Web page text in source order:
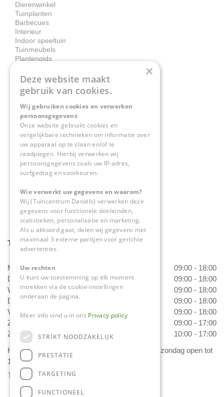
Dierenwinkel
Tuinplanten
Barbecues
Interieur
Indoor speeltuin
Tuinmeubels
Plantengids
Contact
Tuincentrum Daniëls
Herkenbosserweg 4
6063 NL Vlodrop
0475-534298
info@tuincentrumdaniels.nl
Tuincentrum Daniëls
Maandag
09:00 - 18:00
Dinsdag
09:00 - 18:00
Woensdag
09:00 - 18:00
Donderdag
09:00 - 18:00
Vrijdag
09:00 - 18:00
Zaterdag
09:00 - 17:00
Zondag
10:00 - 17:00
Het 'Bloemetje van Daniëls' is van dinsdag t/m zondag open tot
17.00 uur!
Toon alle openingstijden
×
Deze website maakt
gebruik van cookies.
Wij gebruiken cookies en verwerken
persoonsgegevens
Onze website gebruikt cookies en
vergelijkbare technieken om informatie over
uw apparaat op te slaan en/of te
raadplegen. Hierbij verwerken wij
persoonsgegevens zoals uw IP-adres,
surfgedrag en voorkeuren.
Wie verwerkt uw gegevens en waarom?
Wij (Tuincentrum Daniëls) verwerken deze
gegevens voor functionele doeleinden,
statistieken, personalisatie en marketing.
Als u akkoord gaat, delen wij gegevens met
maximaal 3 externe partijen voor gerichte
advertenties.
Uw rechten
U kunt uw toestemming op elk moment
intrekken via de cookie-instellingen
onderaan de pagina.
Meer info vind u in ons Privacy policy
STRIKT NOODZAKELIJK
PRESTATIE
TARGETING
FUNCTIONEEL